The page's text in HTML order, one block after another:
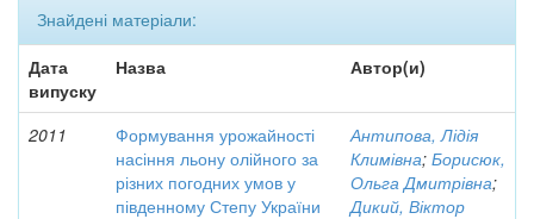
Знайдені матеріали:
Дата
випуску
Назва Автор(и)
2011
Формування урожайності
насіння льону олійного за
різних погодних умов у
південному Степу України
Антипова, Лідія
Климівна; Борисюк,
Ольга Дмитрівна;
Дикий, Віктор